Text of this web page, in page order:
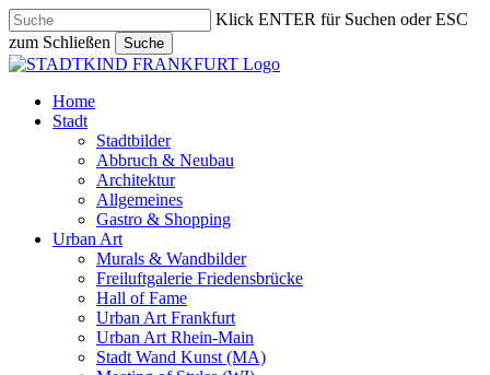
Skip
to
main
content
Klick ENTER für Suchen oder ESC
zum Schließen
Suche
Close
search
Menu
Home
Stadt
Stadtbilder
Abbruch & Neubau
Architektur
Allgemeines
Gastro & Shopping
Urban Art
Murals & Wandbilder
Freiluftgalerie Friedensbrücke
Hall of Fame
Urban Art Frankfurt
Urban Art Rhein-Main
Stadt Wand Kunst (MA)